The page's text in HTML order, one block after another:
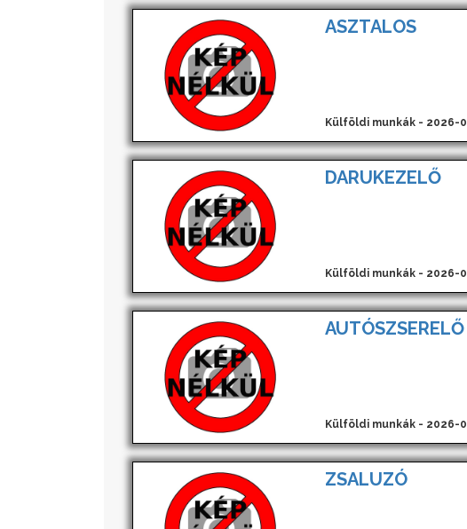
ASZTALOS
Külföldi munkák - 2026-
DARUKEZELŐ
Külföldi munkák - 2026-
AUTÓSZSERELŐ
Külföldi munkák - 2026-
ZSALUZÓ